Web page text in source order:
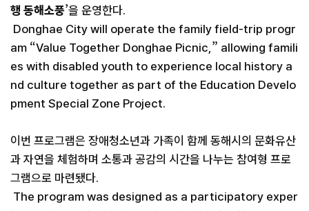
행 동해소풍’을 운영한다.
Donghae City will operate the family field-trip progr
am “Value Together Donghae Picnic,” allowing famili
es with disabled youth to experience local history a
nd culture together as part of the Education Develo
pment Special Zone Project.
이번 프로그램은 장애청소년과 가족이 함께 동해시의 문화유산
과 자연을 체험하며 소통과 공감의 시간을 나누는 참여형 프로
그램으로 마련됐다.
The program was designed as a participatory exper